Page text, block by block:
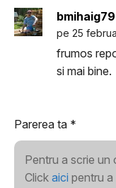
bmihaig79
pe 25
frumos
si mai bine.
Parerea ta *
Pentru a scrie un
Click aici pentru